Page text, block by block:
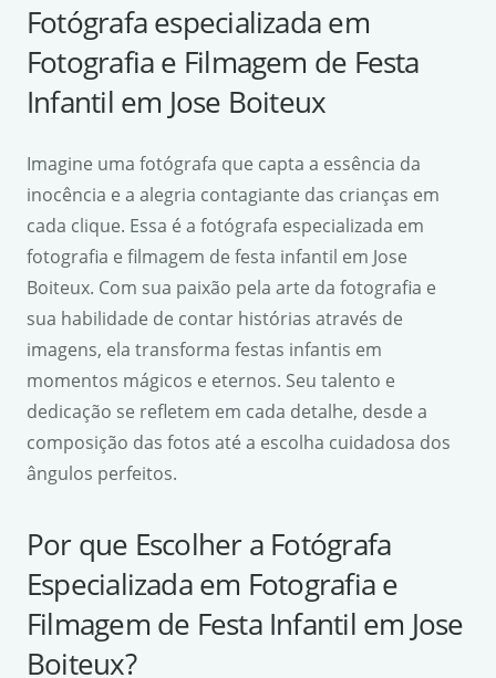
Fotógrafa especializada em
Fotografia e Filmagem de Festa
Infantil em Jose Boiteux
Imagine uma fotógrafa que capta a essência da
inocência e a alegria contagiante das crianças em
cada clique. Essa é a fotógrafa especializada em
fotografia e filmagem de festa infantil em Jose
Boiteux. Com sua paixão pela arte da fotografia e
sua habilidade de contar histórias através de
imagens, ela transforma festas infantis em
momentos mágicos e eternos. Seu talento e
dedicação se refletem em cada detalhe, desde a
composição das fotos até a escolha cuidadosa dos
ângulos perfeitos.
Por que Escolher a Fotógrafa
Especializada em Fotografia e
Filmagem de Festa Infantil em Jose
Boiteux?